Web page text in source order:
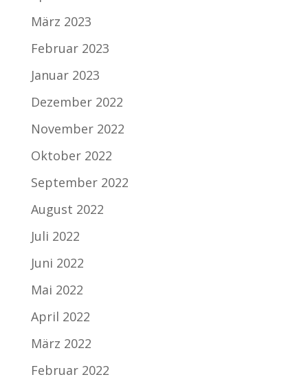
März 2023
Februar 2023
Januar 2023
Dezember 2022
November 2022
Oktober 2022
September 2022
August 2022
Juli 2022
Juni 2022
Mai 2022
April 2022
März 2022
Februar 2022